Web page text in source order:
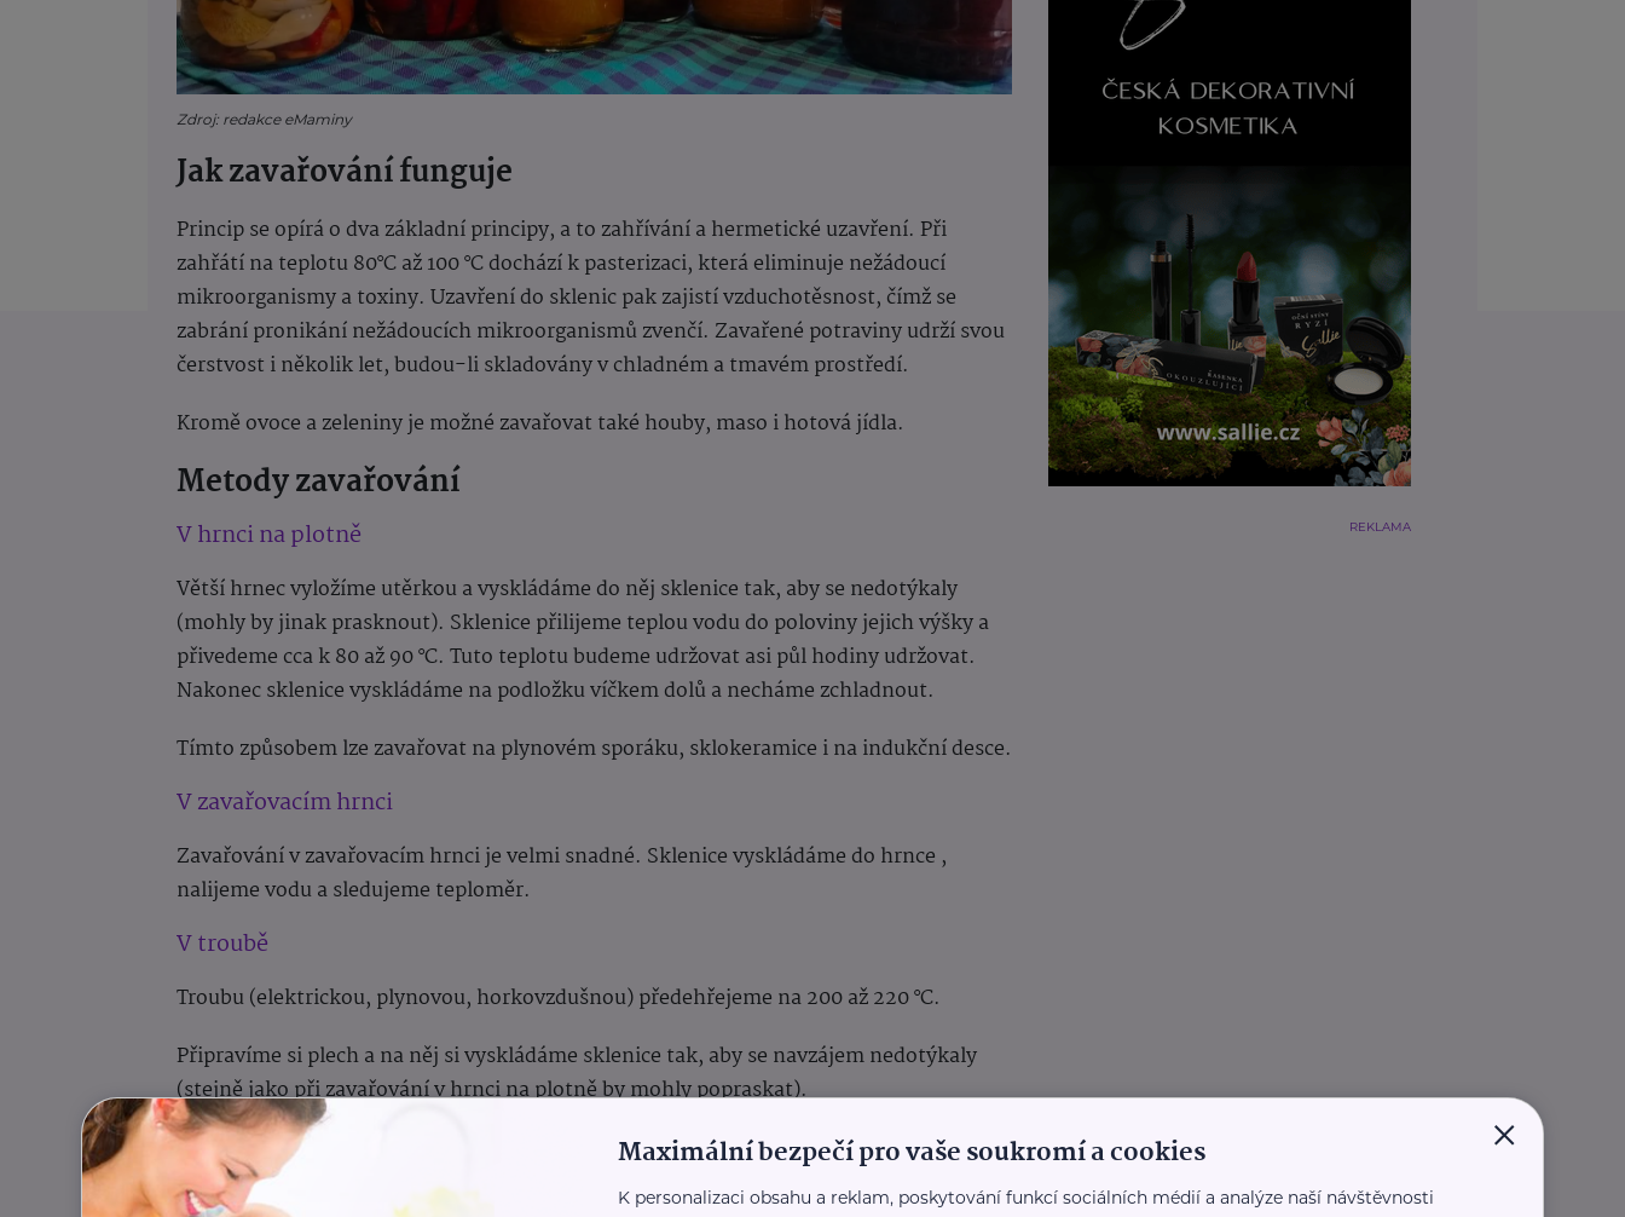
Zdroj: redakce eMaminy
Jak zavařování funguje
Princip se opírá o dva základní principy, a to zahřívání a hermetické uzavření. Při
zahřátí na teplotu 80°C až 100 °C dochází k pasterizaci, která eliminuje nežádoucí
mikroorganismy a toxiny. Uzavření do sklenic pak zajistí vzduchotěsnost, čímž se
zabrání pronikání nežádoucích mikroorganismů zvenčí. Zavařené potraviny udrží svou
čerstvost i několik let, budou-li skladovány v chladném a tmavém prostředí.
Kromě ovoce a zeleniny je možné zavařovat také houby, maso i hotová jídla.
Metody zavařování
V hrnci na plotně
Větší hrnec vyložíme utěrkou a vyskládáme do něj sklenice tak, aby se nedotýkaly
(mohly by jinak prasknout). Sklenice přilijeme teplou vodu do poloviny jejich výšky a
přivedeme cca k 80 až 90 °C. Tuto teplotu budeme udržovat asi půl hodiny udržovat.
Nakonec sklenice vyskládáme na podložku víčkem dolů a necháme zchladnout.
Tímto způsobem lze zavařovat na plynovém sporáku, sklokeramice i na indukční desce.
V zavařovacím hrnci
Zavařování v zavařovacím hrnci je velmi snadné. Sklenice vyskládáme do hrnce ,
nalijeme vodu a sledujeme teploměr.
V troubě
Troubu (elektrickou, plynovou, horkovzdušnou) předehřejeme na 200 až 220 °C.
Připravíme si plech a na něj si vyskládáme sklenice tak, aby se navzájem nedotýkaly
(stejně jako při zavařování v hrnci na plotně by mohly popraskat).
Na plech se sklenicemi nalijeme teplou vodu do výšky 1,5 až 3,5 cm a vložíme do spodní
části předehřáté trouby.
REKLAMA
×
Maximální bezpečí pro vaše soukromí a cookies
K personalizaci obsahu a reklam, poskytování funkcí sociálních médií a analýze naší návštěvnosti